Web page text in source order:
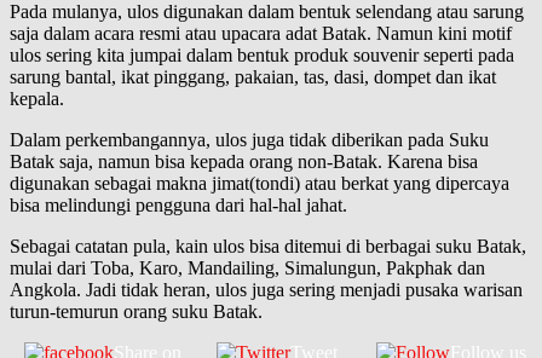
Pada mulanya, ulos digunakan dalam bentuk selendang atau sarung
saja dalam acara resmi atau upacara adat Batak. Namun kini motif
ulos sering kita jumpai dalam bentuk produk souvenir seperti pada
sarung bantal, ikat pinggang, pakaian, tas, dasi, dompet dan ikat
kepala.
Dalam perkembangannya, ulos juga tidak diberikan pada Suku
Batak saja, namun bisa kepada orang non-Batak. Karena bisa
digunakan sebagai makna jimat(tondi) atau berkat yang dipercaya
bisa melindungi pengguna dari hal-hal jahat.
Sebagai catatan pula, kain ulos bisa ditemui di berbagai suku Batak,
mulai dari Toba, Karo, Mandailing, Simalungun, Pakphak dan
Angkola. Jadi tidak heran, ulos juga sering menjadi pusaka warisan
turun-temurun orang suku Batak.
Share on
Tweet Follow us